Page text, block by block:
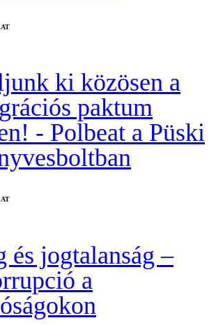
ki közösen a
paktum
- Polbeat a Püski
és jogtalanság –
a